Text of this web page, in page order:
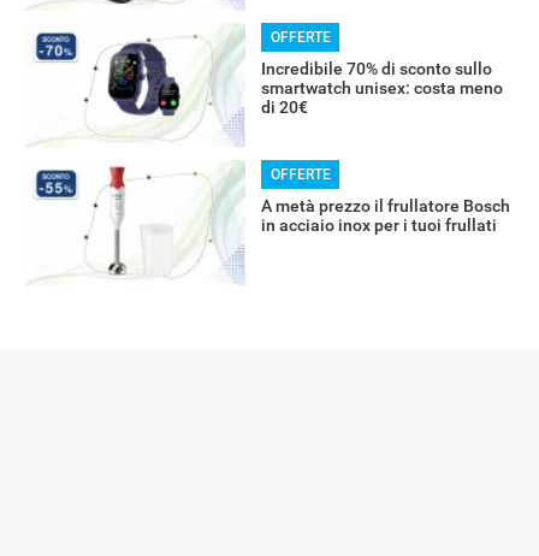
OFFERTE
Incredibile 70% di sconto sullo
smartwatch unisex: costa meno
di 20€
OFFERTE
A metà prezzo il frullatore Bosch
in acciaio inox per i tuoi frullati